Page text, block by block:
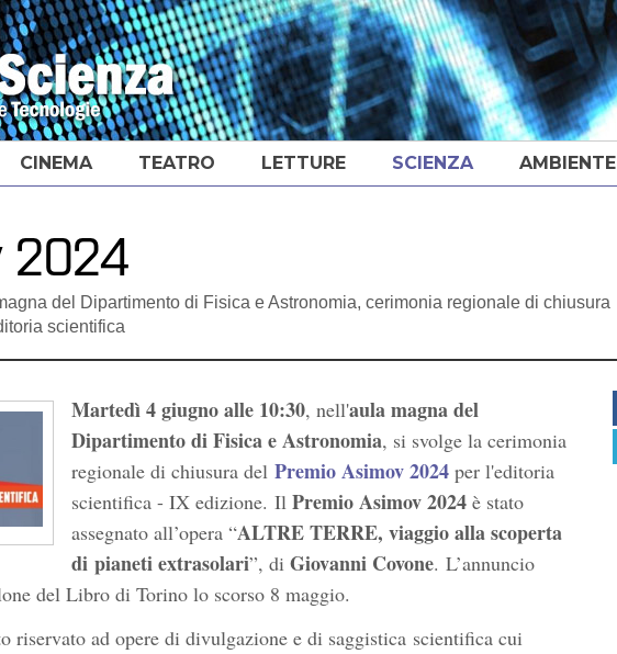
CINEMA TEATRO LETTURE SCIENZA AMBIENTE
2024
del Dipartimento di Fisica e Astronomia, cerimonia regionale di chiusura
scientifica
Martedì 4 giugno alle 10:30, nell'aula magna del
Dipartimento di Fisica e Astronomia, si svolge la cerimonia
regionale di chiusura del Premio Asimov 2024 per l'editoria
scientifica - IX edizione. Il Premio Asimov 2024 è stato
assegnato all’opera “ALTRE TERRE, viaggio alla scoperta
di pianeti extrasolari”, di Giovanni Covone. L’annuncio
del Libro di Torino lo scorso 8 maggio.
riservato ad opere di divulgazione e di saggistica scientifica cui